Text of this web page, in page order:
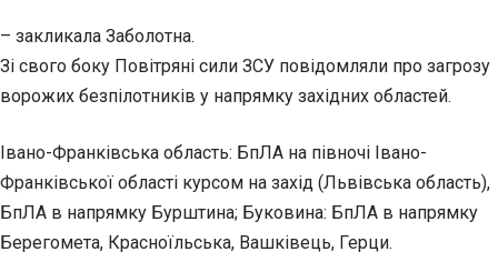
– закликала Заболотна.
Зі свого боку Повітряні сили ЗСУ повідомляли про загрозу
ворожих безпілотників у напрямку західних областей.
Івано-Франківська область: БпЛА на півночі Івано-
Франківської області курсом на захід (Львівська область),
БпЛА в напрямку Бурштина; Буковина: БпЛА в напрямку
Берегомета, Красноїльська, Вашківець, Герци.